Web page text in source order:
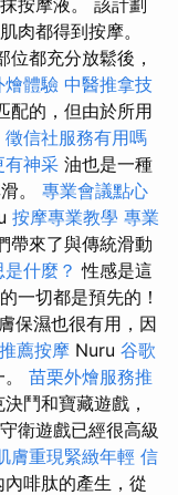
按摩液。 該計劃
肉都得到按摩。
位都充分放鬆後，
燴體驗 中醫推拿技
配的，但由於所用
徵信社服務有用嗎
有神采 油也是一種
。 專業會議點心
按摩專業教學 專業
帶來了與傳統滑動
什麼？ 性感是這
一切都是預先的！
保濕也很有用，因
薦按摩 Nuru 谷歌
苗栗外燴服務推
鬥和寶藏遊戲，
衛遊戲已經很高級
膚重現緊緻年輕 信
啡肽的產生，從